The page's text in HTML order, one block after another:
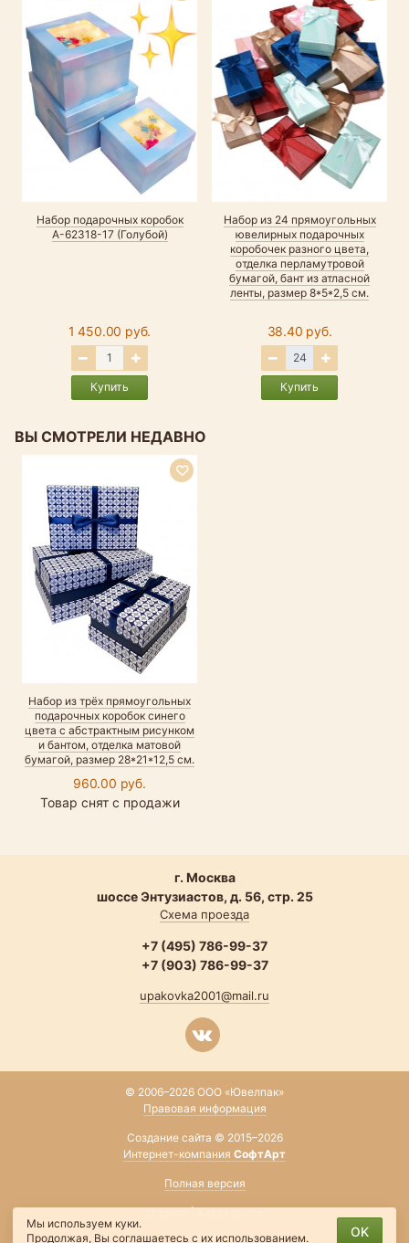
Набор подарочных коробок
А-62318-17 (Голубой)
1 450.00 руб.
Купить
Набор из 24 прямоугольных
ювелирных подарочных
коробочек разного цвета,
отделка перламутровой
бумагой, бант из атласной
ленты, размер 8*5*2,5 см.
38.40 руб.
Купить
ВЫ СМОТРЕЛИ НЕДАВНО
Набор из трёх прямоугольных
подарочных коробок синего
цвета с абстрактным рисунком
и бантом, отделка матовой
бумагой, размер 28*21*12,5 см.
960.00 руб.
Товар снят с продажи
г. Москва
шоссе Энтузиастов, д. 56, стр. 25
Схема проезда
+7 (495) 786-99-37
+7 (903) 786-99-37
upakovka2001@mail.ru
© 2006–2026 ООО «Ювелпак»
Правовая информация
Создание сайта © 2015–2026
Интернет-компания СофтАрт
Полная версия
О сайте|Карта сайта
Мы используем куки.
Продолжая, Вы соглашаетесь с их использованием. OK